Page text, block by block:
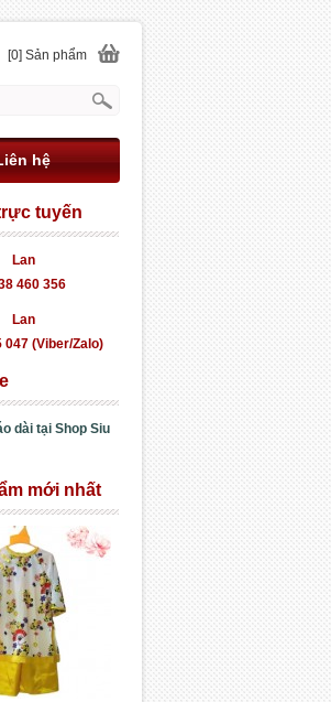
tuyến
Lan
460 356
Lan
047 (Viber/Zalo)
dài tại Shop Siu
mới nhất
[0] Sản phẩm
hệ